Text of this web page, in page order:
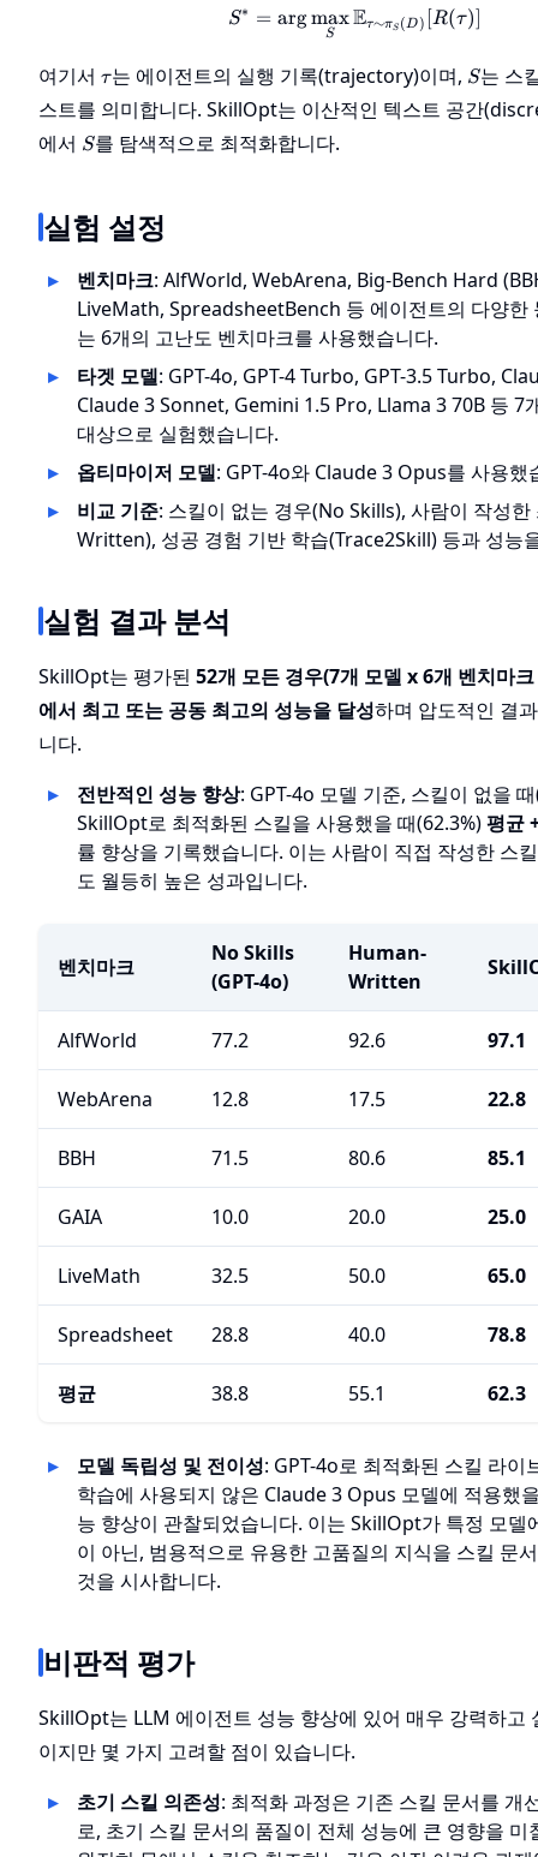
S^* =
S∗ = arg
S
maxEτ∼πS (D) R(τ)]
여기서 \tau
τ는 에이전트의 실행 기록(trajectory)이며, S
S는 스
스트를 의미합니다. SkillOpt는 이산적인 텍스트 공간
에서 S
S를 탐색적으로 최적화합니다.
실험 설정
벤치마크: AlfWorld, WebArena, Big-Bench Hard
LiveMath, SpreadsheetBench 등 에이전트의 다양한
는 6개의 고난도 벤치마크를 사용했습니다.
타겟 모델: GPT-4o, GPT-4 Turbo, GPT-3.5 Turbo,
Claude 3 Sonnet, Gemini 1.5 Pro, Llama 3 70B 등 7
대상으로 실험했습니다.
옵티마이저 모델: GPT-4o와 Claude 3 Opus를 사용했
비교 기준: 스킬이 없는 경우(No Skills), 사람이 작성
Written), 성공 경험 기반 학습(Trace2Skill) 등과 성능
실험 결과 분석
SkillOpt는 평가된 52개 모든 경우(7개 모델 x 6개 벤치마
에서 최고 또는 공동 최고의 성능을 달성하며 압도적인 결
니다.
전반적인 성능 향상: GPT-4o 모델 기준, 스킬이 없을
SkillOpt로 최적화된 스킬을 사용했을 때(62.3%)평균
률 향상을 기록했습니다. 이는 사람이 직접 작성한 스
도 월등히 높은 성과입니다.
벤치마크
No Skills
(GPT-4o)
Human-
Written
AlfWorld 77.2 92.6 97.1
WebArena 12.8 17.5 22.8
BBH 71.5 80.6 85.1
GAIA 10.0 20.0 25.0
LiveMath 32.5 50.0 65.0
Spreadsheet 28.8 40.0 78.8
평균 38.8 55.1 62.3
모델 독립성 및 전이성: GPT-4o로 최적화된 스킬 라이
학습에 사용되지 않은 Claude 3 Opus 모델에 적용했
능 향상이 관찰되었습니다. 이는 SkillOpt가 특정 모델
이 아닌, 범용적으로 유용한 고품질의 지식을 스킬 문
것을 시사합니다.
비판적 평가
SkillOpt는 LLM 에이전트 성능 향상에 있어 매우 강력하고
이지만 몇 가지 고려할 점이 있습니다.
초기 스킬 의존성: 최적화 과정은 기존 스킬 문서를 개
로, 초기 스킬 문서의 품질이 전체 성능에 큰 영향을 미